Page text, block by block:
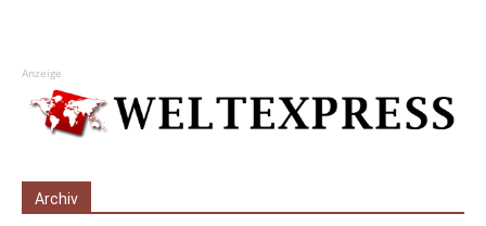
Anzeige
Archiv